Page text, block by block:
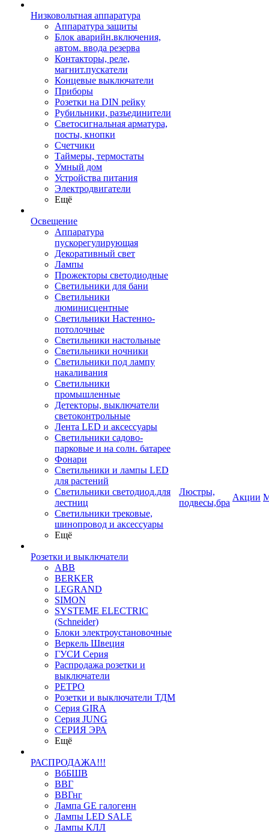
Низковольтная аппаратура
Аппаратура защиты
Блок аварийн.включения,
автом. ввода резерва
Контакторы, реле,
магнит.пускатели
Концевые выключатели
Приборы
Розетки на DIN рейку
Рубильники, разъединители
Светосигнальная арматура,
посты, кнопки
Счетчики
Таймеры, термостаты
Умный дом
Устройства питания
Электродвигатели
Ещё
Освещение
Аппаратура
пускорегулирующая
Декоративный свет
Лампы
Прожекторы светодиодные
Светильники для бани
Светильники
люминисцентные
Светильники Настенно-
потолочные
Светильники настольные
Светильники ночники
Светильники под лампу
накаливания
Светильники
промышленные
Детекторы, выключатели
светоконтрольные
Лента LED и аксессуары
Светильники садово-
парковые и на солн. батарее
Фонари
Светильники и лампы LED
для растений
Светильники светодиод.для
лестниц
Светильники трековые,
шинопровод и аксессуары
Ещё
Розетки и выключатели
ABB
BERKER
LEGRAND
SIMON
SYSTEME ELECTRIC
(Schneider)
Блоки электроустановочные
Веркель Швеция
ГУСИ Серия
Распродажа розетки и
выключатели
РЕТРО
Розетки и выключатели ТДМ
Серия GIRA
Серия JUNG
СЕРИЯ ЭРА
Ещё
РАСПРОДАЖА!!!
ВбБШВ
ВВГ
ВВГнг
Лампа GE галогенн
Лампы LED SALE
Лампы КЛЛ
Люстры,
подвесы,бра
Акции